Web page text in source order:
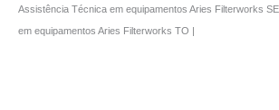
Assistência Técnica em equipamentos Aries Filterworks
em equipamentos Aries Filterworks TO |